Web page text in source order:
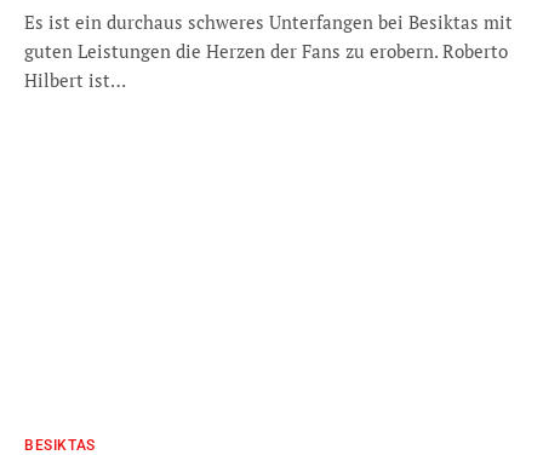
Es ist ein durchaus schweres Unterfangen bei Besiktas mit
guten Leistungen die Herzen der Fans zu erobern. Roberto
Hilbert ist…
BESIKTAS